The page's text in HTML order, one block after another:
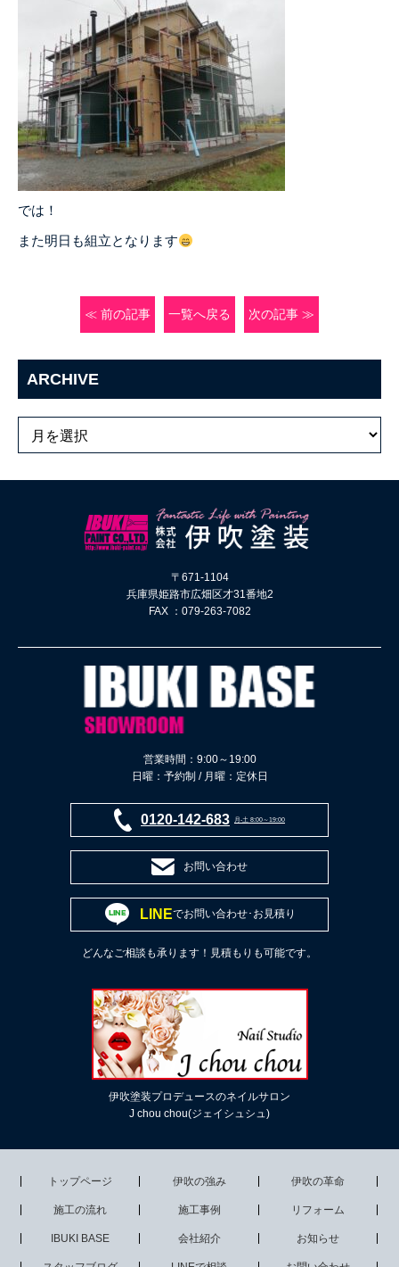
では！
また明日も組立となります
≪ 前の記事 一覧へ戻る 次の記事 ≫
ARCHIVE
〒671-1104
兵庫県姫路市広畑区才31番地2
FAX ：079-263-7082
営業時間：9:00～19:00
日曜：予約制 / 月曜：定休日
0120-142-683 月-土 8:00～19:00
お問い合わせ
LINEでお問い合わせ･お見積り
どんなご相談も承ります！見積もりも可能です。
伊吹塗装プロデュースのネイルサロン
J chou chou(ジェイシュシュ)
トップページ 伊吹の強み 伊吹の革命
施工の流れ 施工事例 リフォーム
IBUKI BASE 会社紹介 お知らせ